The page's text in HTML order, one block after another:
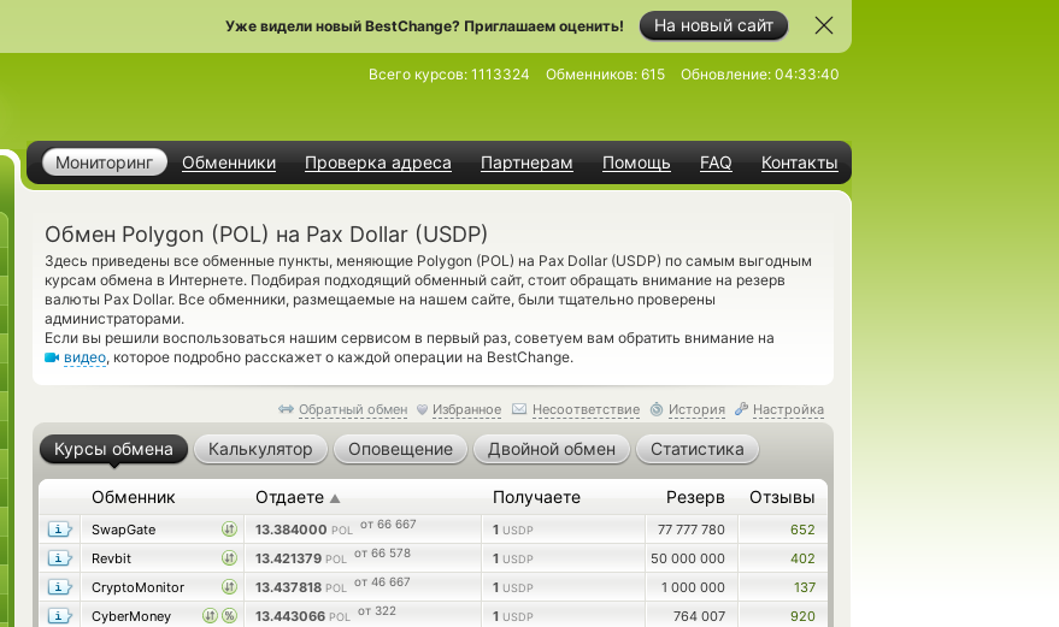
На новый сайт
Уже видели новый BestChange? Приглашаем оценить!
Мониторинг Обменники Проверка адреса Партнерам Помощь FAQ Контакты
Всего курсов: 1113324 Обменников: 615 Обновление: 04:33:40
Обмен Polygon (POL) на Pax Dollar (USDP)
Здесь приведены все обменные пункты, меняющие Polygon (POL) на Pax Dollar (USDP) по самым выгодным
курсам обмена в Интернете. Подбирая подходящий обменный сайт, стоит обращать внимание на резерв
валюты Pax Dollar. Все обменники, размещаемые на нашем сайте, были тщательно проверены
администраторами.
Если вы решили воспользоваться нашим сервисом в первый раз, советуем вам обратить внимание на
видео, которое подробно расскажет о каждой операции на BestChange.
Обратный обмен Избранное Несоответствие История Настройка
Курсы обмена Калькулятор Оповещение Двойной обмен Статистика
Обменник Отдаете ▲ Получаете Резерв Отзывы
SwapGate 13.384000 POL от 66 667 1 USDP 77 777 780
652
Revbit
13.421379 POL от 66 578 1 USDP 50 000 000
402
CryptoMonitor
13.437818 POL от 46 667 1 USDP 1 000 000
137
CyberMoney
13.443066 POL от 322 1 USDP 764 007
920